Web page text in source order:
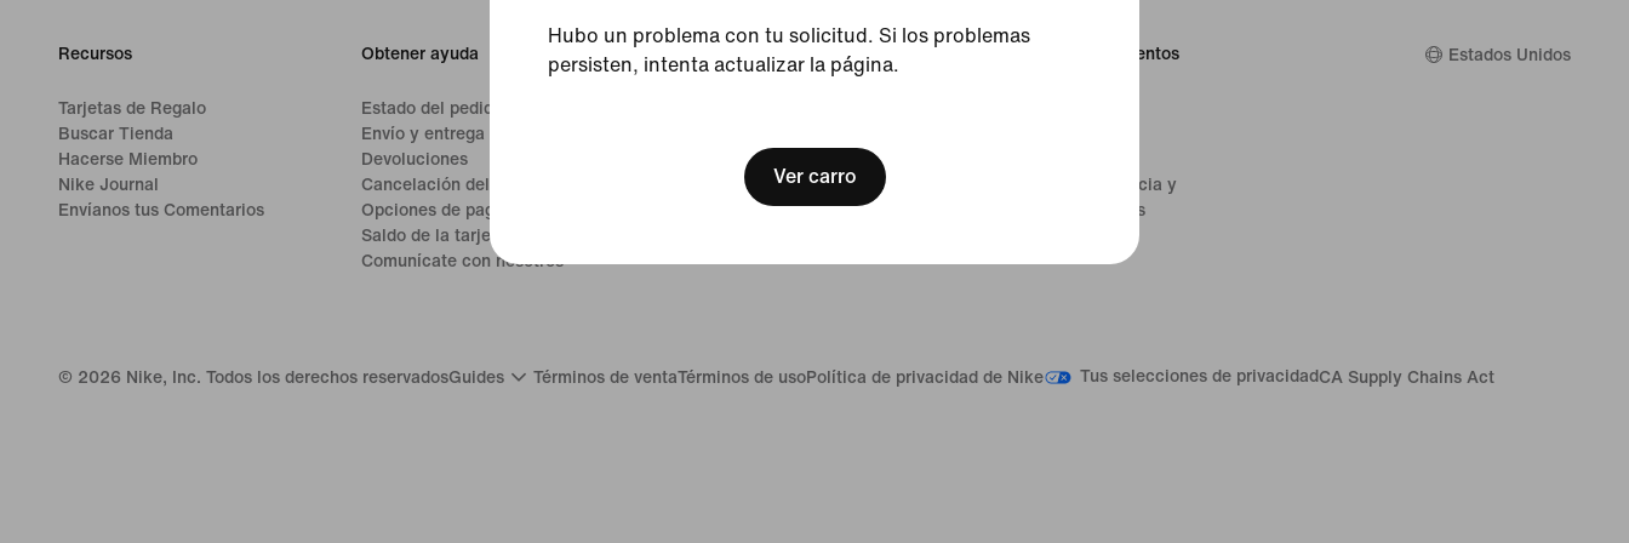
Hubo un problema con tu solicitud. Si los problemas
persisten, intenta actualizar la página.
Ver carro
Recursos
Tarjetas de Regalo
Buscar Tienda
Hacerse Miembro
Nike Journal
Envíanos tus Comentarios
Obtener ayuda
Estado del pedido
Envío y entrega
Devoluciones
Cancelación del pedido
Opciones de pago
Saldo de la tarjeta de regalo
Comunícate con nosotros
Acerca de Nike
Sustentabilidad
Promociones y descuentos
Servicios de Emergencia y
Profesionales Médicos
Estados Unidos
© 2026 Nike, Inc. Todos los derechos reservadosGuides Términos de ventaTérminos de usoPolítica de privacidad de Nike Tus selecciones de privacidad CA Supply Chains Act